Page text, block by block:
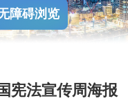
障碍浏览
宪法宣传周海报